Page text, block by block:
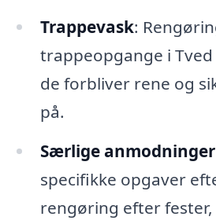
Trappevask:
trappeopgange i
de forbliver rene og
på.
Særlige anmodninger
specifikke opgaver
rengøring efter fester,